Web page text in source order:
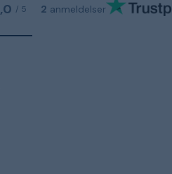
/ 5 2 anmeldelser